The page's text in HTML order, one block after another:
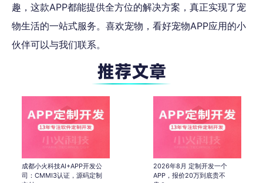
趣，这款APP都能提供全方位的解决方案，真正实现了宠
物生活的一站式服务。喜欢宠物，看好宠物APP应用的小
伙伴可以与我们联系。
成都小火科技AI+APP开发公
司：CMMI3认证，源码定制
2026年8月 定制开发一个
APP，报价20万到底贵不